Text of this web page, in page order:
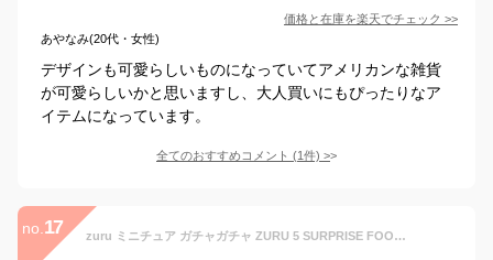
価格と在庫を楽天でチェック >>
あやなみ(20代・女性)
デザインも可愛らしいものになっていてアメリカンな雑貨
が可愛らしいかと思いますし、大人買いにもぴったりなア
イテムになっています。
全てのおすすめコメント (1件) >
no. 17 zuru ミニチュア ガチャガチャ ZURU 5 SURPRISE FOODIE MINI BRANDS 食べ物 ファストフード ハンバーガー 食品 大人買い ガチャ キット フィギュア おもちゃ アメトイ ミステリーカプセル アメリカ 海外版 カプセルトイ アメリカン雑貨 アメリカ雑貨 面白雑貨 送料無料